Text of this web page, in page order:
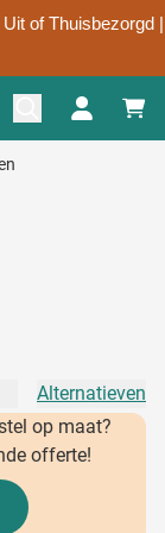
of Thuisbezorgd |
Alternatieven
op maat?
offerte!